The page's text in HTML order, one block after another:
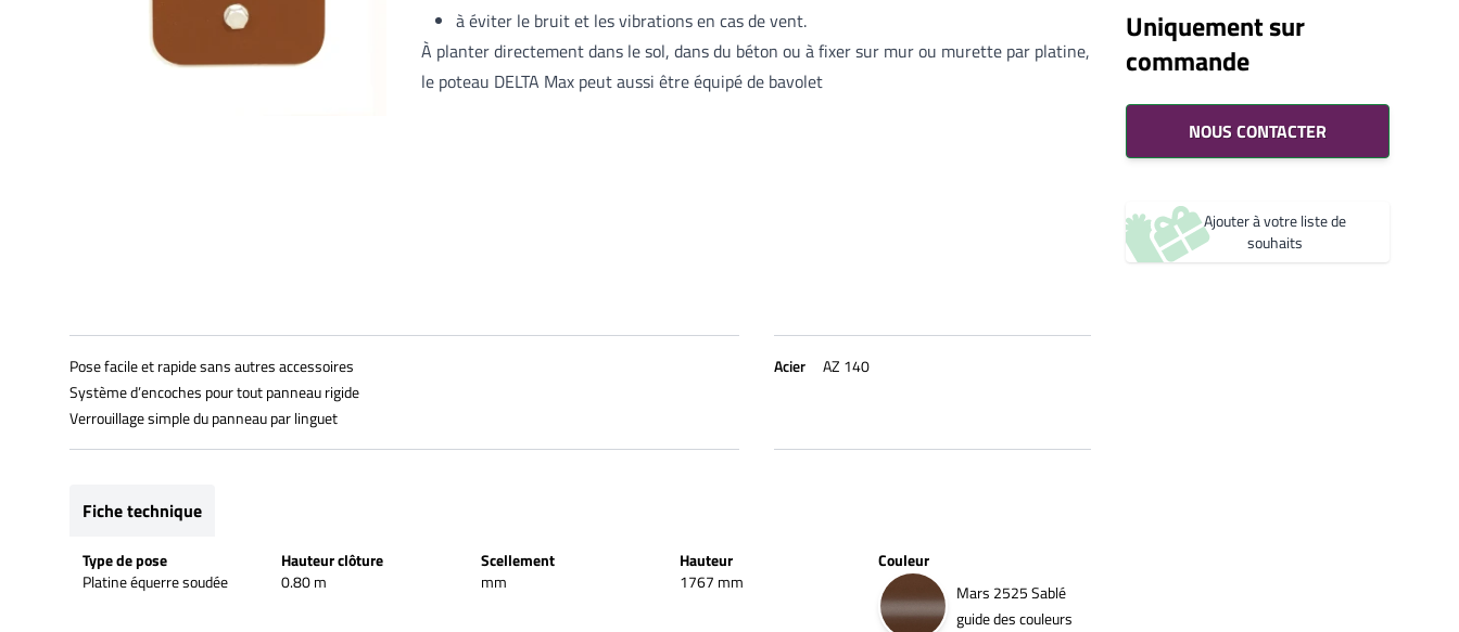
à éviter le bruit et les vibrations en cas de vent.
À planter directement dans le sol, dans du béton ou à fixer sur mur ou murette par platine,
le poteau DELTA Max peut aussi être équipé de bavolet
Pose facile et rapide sans autres accessoires
Système d’encoches pour tout panneau rigide
Verrouillage simple du panneau par linguet
Acier AZ 140
Fiche technique
Type de pose
Platine équerre soudée
Hauteur clôture
0.80 m
Scellement
mm
Hauteur
1767 mm
Couleur
Mars 2525 Sablé
guide des couleurs
Bleu 2600 Sablé
Noir 2200 Sablé
YW383I
Uniquement sur
commande
NOUS CONTACTER
Votre liste de souhaits
0,00€
Ajouter à votre liste de
souhaits